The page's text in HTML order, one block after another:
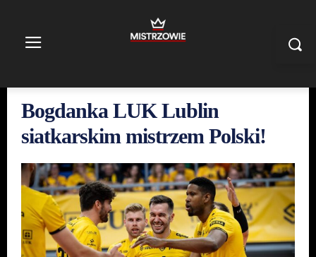
Bogdanka LUK Lublin
siatkarskim mistrzem Polski!